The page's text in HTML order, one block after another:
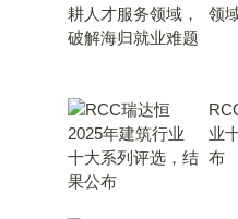
领
业
布